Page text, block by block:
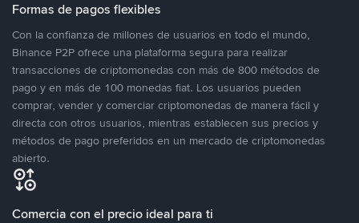
Formas de pagos flexibles
Con la confianza de millones de usuarios en todo el mundo,
Binance P2P ofrece una plataforma segura para realizar
transacciones de criptomonedas con más de 800 métodos de
pago y en más de 100 monedas fiat. Los usuarios pueden
comprar, vender y comerciar criptomonedas de manera fácil y
directa con otros usuarios, mientras establecen sus precios y
métodos de pago preferidos en un mercado de criptomonedas
abierto.
Comercia con el precio ideal para ti